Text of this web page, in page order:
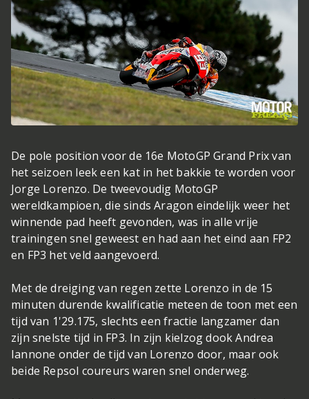
De pole position voor de 16e MotoGP Grand Prix van
het seizoen leek een kat in het bakkie te worden voor
Jorge Lorenzo. De tweevoudig MotoGP
wereldkampioen, die sinds Aragon eindelijk weer het
winnende pad heeft gevonden, was in alle vrije
trainingen snel geweest en had aan het eind aan FP2
en FP3 het veld aangevoerd.
Met de dreiging van regen zette Lorenzo in de 15
minuten durende kwalificatie meteen de toon met een
tijd van 1'29.175, slechts een fractie langzamer dan
zijn snelste tijd in FP3. In zijn kielzog dook Andrea
Iannone onder de tijd van Lorenzo door, maar ook
beide Repsol coureurs waren snel onderweg.